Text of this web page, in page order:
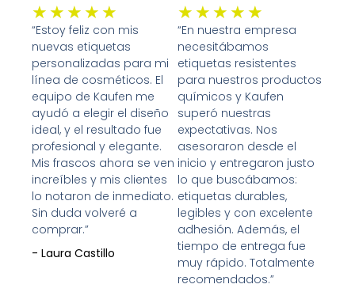
★ ★ ★ ★ ★ Valorado
con
5
de
5
“Estoy feliz con mis
nuevas etiquetas
personalizadas para mi
línea de cosméticos. El
equipo de Kaufen me
ayudó a elegir el diseño
ideal, y el resultado fue
profesional y elegante.
Mis frascos ahora se ven
increíbles y mis clientes
lo notaron de inmediato.
Sin duda volveré a
comprar.”
- Laura Castillo
★ ★ ★ ★ ★
con
5
de
5
“En nuestra empresa
necesitábamos
etiquetas resistentes
para nuestros productos
químicos y Kaufen
superó nuestras
expectativas. Nos
asesoraron desde el
inicio y entregaron justo
lo que buscábamos:
etiquetas durables,
legibles y con excelente
adhesión. Además, el
tiempo de entrega fue
muy rápido. Totalmente
recomendados.”